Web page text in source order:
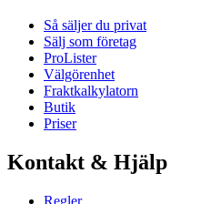
Så säljer du privat
Sälj som företag
ProLister
Välgörenhet
Fraktkalkylatorn
Butik
Priser
Kontakt & Hjälp